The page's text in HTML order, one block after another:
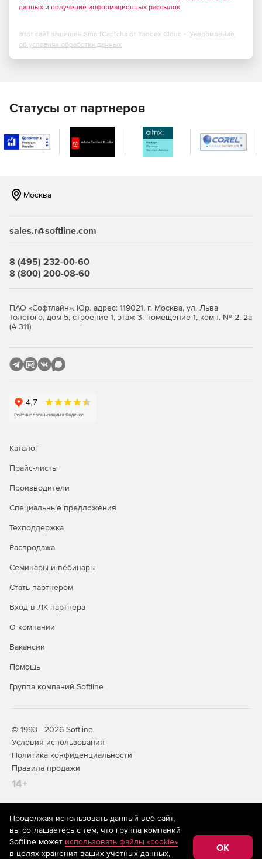
данных и получение информационных рассылок.
Этот сайт защищен SmartCaptcha от Yandex Cloud - Уведомление
об условиях обработки данных
Статусы от партнеров
Москва
sales.r@softline.com
8 (495) 232-00-60
8 (800) 200-08-60
ПАО «Софтлайн». Юр. адрес: 119021, г. Москва, ул. Льва
Толстого, дом 5, строение 1, этаж 3, помещение 1, комн. № 2, 2а
(А-311)
Каталог
Прайс-листы
Производители
Специальные предложения
Техподдержка
Распродажа
Семинары и вебинары
Стать партнером
Вход в ЛК партнера
О компании
Вакансии
Помощь
Группа компаний Softline
© 1993—2026 Softline
Условия использования
Политика конфиденциальности
Правила продажи
14+
На информационном ресурсе store.softline.ru применяются
рекомендательные технологии(информационные технологии
предоставления информации на основе сбора,
систематизации и анализа сведений, относящихся к
Продолжая использовать данный веб-сайт,
вы соглашаетесь с тем, что группа компаний
Softline может использовать файлы «cookie»
в целях хранения ваших учетных данных,
OK